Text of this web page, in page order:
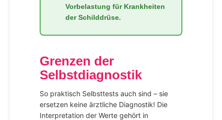
Vorbelastung für Krankheiten
der Schilddrüse.
Grenzen der
Selbstdiagnostik
So praktisch Selbsttests auch sind – sie
ersetzen keine ärztliche Diagnostik! Die
Interpretation der Werte gehört in